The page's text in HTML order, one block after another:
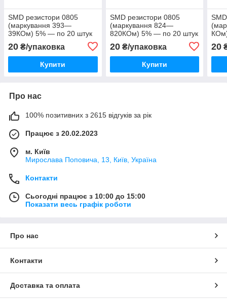
SMD резистори 0805
(маркування 393—
39КОм) 5% — по 20 штук
20 ₴/упаковка
Купити
SMD резистори 0805
(маркування 824—
820КОм) 5% — по 20 штук
20₴/упаковка
Купити
20
Про нас
100% позитивних з 2615 відгуків за рік
Працює з 20.02.2023
м. Київ
Мирослава Поповича, 13, Київ, Україна
Контакти
Сьогодні працює з 10:00 до 15:00
Показати весь графік роботи
Про нас
Контакти
Доставка та оплата